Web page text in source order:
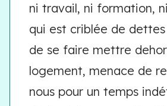
ni travail, ni formation,
qui est criblée de
de se faire mettre
logement, menace de
nous pour un temps